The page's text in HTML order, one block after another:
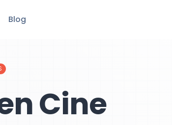
Blog
Cine